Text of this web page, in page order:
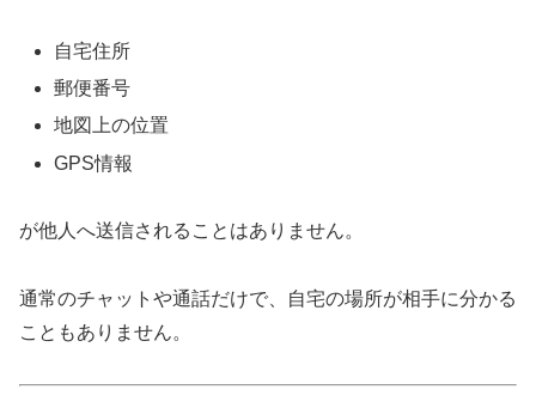
自宅住所
郵便番号
地図上の位置
GPS情報
が他人へ送信されることはありません。
通常のチャットや通話だけで、自宅の場所が相手に分かる
こともありません。